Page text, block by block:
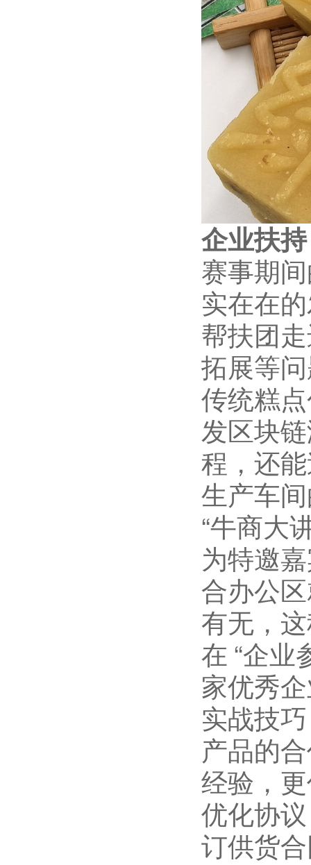
企业扶
赛事期
实在在
帮扶团
拓展等
传统糕
发区块
程，还
生产车
“牛商大
为特邀
合办公
有无，
在 “企业
家优秀
实战技
产品的
经验，
优化协
订供货